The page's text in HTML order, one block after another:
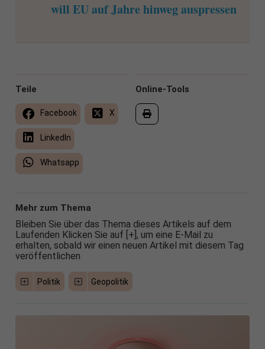
will EU auf Jahre hinweg auspressen
Online-Tools
Teile
Facebook X
LinkedIn
Whatsapp
Mehr zum Thema
Bleiben Sie über das Thema dieses Artikels auf dem
Laufenden Klicken Sie auf [+], um eine E-Mail zu
erhalten, sobald wir einen neuen Artikel mit diesem Tag
veröffentlichen
Politik Geopolitik